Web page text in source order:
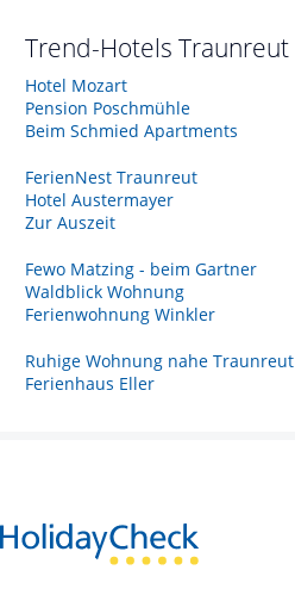
Trend-Hotels Traunreut
Hotel Mozart
Pension Poschmühle
Beim Schmied Apartments
FerienNest Traunreut
Hotel Austermayer
Zur Auszeit
Fewo Matzing - beim Gartner
Waldblick Wohnung
Ferienwohnung Winkler
Ruhige Wohnung nahe Traunreut
Ferienhaus Eller